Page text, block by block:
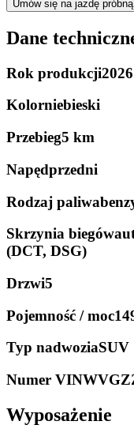
Umów się na jazdę próbną
Dane
Rok produkcji2026
Kolorniebieski
Przebieg5 km
Napędprzedni
Rodzaj paliwa
Skrzynia biegów
(DCT, DSG)
Drzwi5
Pojemność / moc
Typ nadwoziaSUV
Numer VIN
Wyposażenie